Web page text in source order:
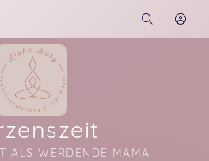
ALS WERDENDE MAMA